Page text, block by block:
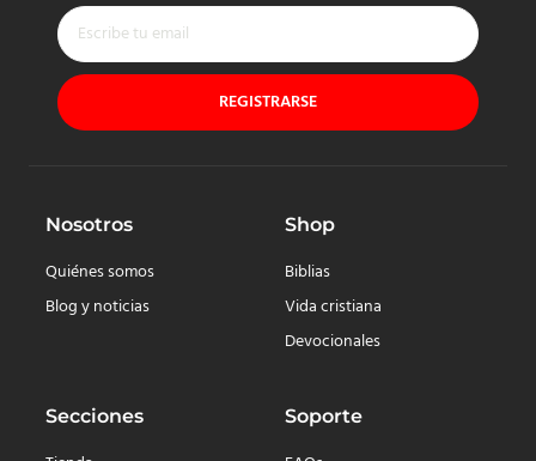
REGISTRARSE
Nosotros
Quiénes somos
Blog y noticias
Shop
Biblias
Vida cristiana
Devocionales
Secciones Soporte